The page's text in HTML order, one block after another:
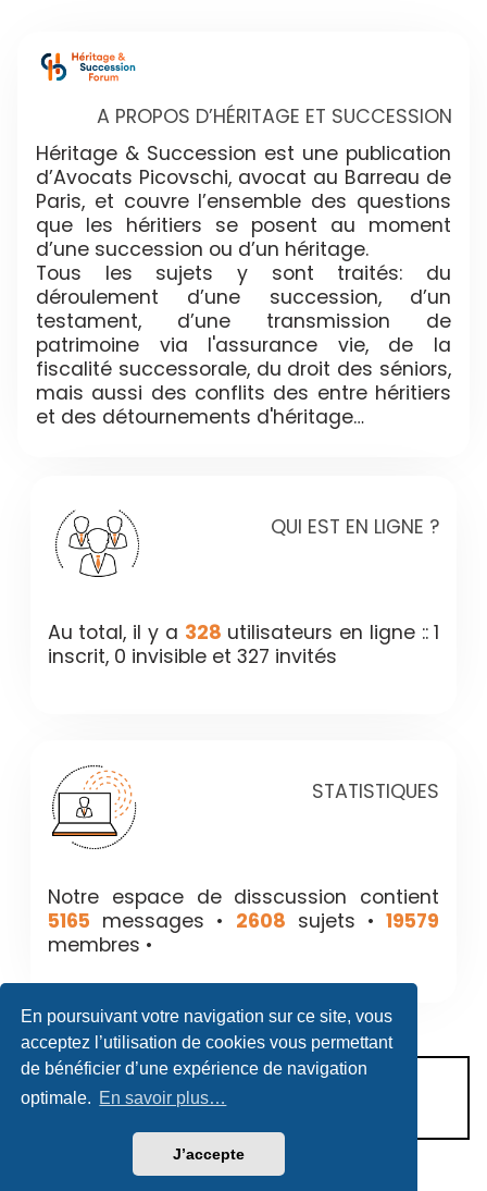
En poursuivant votre navigation sur ce site, vous
acceptez l’utilisation de cookies vous permettant
de bénéficier d’une expérience de navigation
optimale. En savoir plus…
J’accepte
A PROPOS D’HÉRITAGE ET SUCCESSION
Héritage & Succession est une publication
d’Avocats Picovschi, avocat au Barreau de
Paris, et couvre l’ensemble des questions
que les héritiers se posent au moment
d’une succession ou d’un héritage.
Tous les sujets y sont traités: du
déroulement d’une succession, d’un
testament, d’une transmission de
patrimoine via l'assurance vie, de la
fiscalité successorale, du droit des séniors,
mais aussi des conflits des entre héritiers
et des détournements d'héritage…
QUI EST EN LIGNE ?
Au total, il y a 328 utilisateurs en ligne :: 1
inscrit, 0 invisible et 327 invités
STATISTIQUES
Notre espace de disscussion contient
5165 messages • 2608 sujets •19579
membres •
CONDITIONS D’UTILISATION
POLITIQUE DE VIE PRIVÉE
Héritage & Succession